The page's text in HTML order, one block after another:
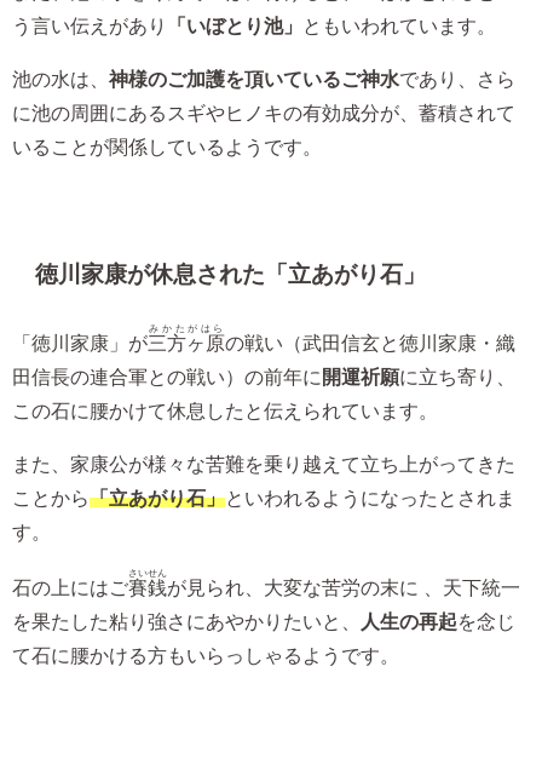
う言い伝えがあり
「いぼとり池」 ともいわれています。
池の水は、 神様のご加護を頂いているご神水であり、さら
に池の周囲にあるスギやヒノキの有効成分が、蓄積されて
いることが関係しているようです。
徳川家康が休息された「立あがり石」
「徳川家康」が三方ヶ原
みかたがはら
の戦い（武田信玄と徳川家康・織
田信長の連合軍との戦い）の前年に 開運祈願に立ち寄り、
この石に腰かけて休息したと伝えられています。
また、家康公が様々な苦難を乗り越えて立ち上がってきた
ことから「立あがり石」といわれるようになったとされま
す。
石の上にはご賽銭
さいせん
が見られ、大変な苦労の末に 、天下統一
を果たした粘り強さにあやかりたいと、
人生の再起を念じ
て石に腰かける方もいらっしゃるようです。